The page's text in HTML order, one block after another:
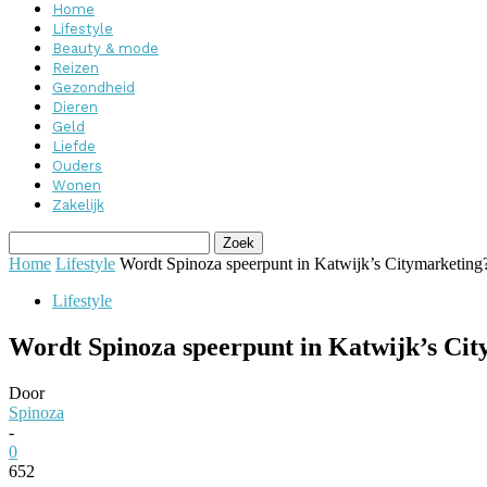
Home
Lifestyle
Beauty & mode
Reizen
Gezondheid
Dieren
Geld
Liefde
Ouders
Wonen
Zakelijk
Home Lifestyle Wordt Spinoza speerpunt in Katwijk’s
Lifestyle
Wordt Spinoza speerpunt in Katwijk’s
Door
Spinoza
-
0
652